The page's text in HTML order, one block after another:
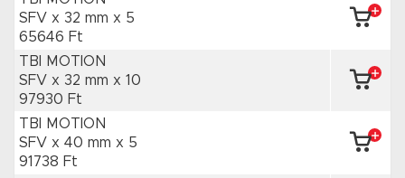
SFV x 32 mm x 5
65646 Ft
TBI MOTION
SFV x 32 mm x 10
97930 Ft
TBI MOTION
SFV x 40 mm x 5
91738 Ft